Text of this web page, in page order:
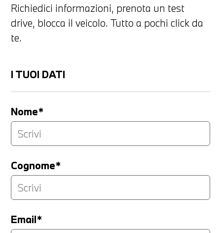
Richiedici informazioni, prenota un test
drive, blocca il veicolo. Tutto a pochi click da
te.
I TUOI DATI
Nome*
Cognome*
Email*